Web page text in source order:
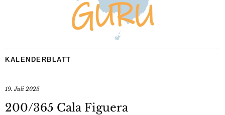
KALENDERBLATT
19. Juli 2025
200/365 Cala Figuera